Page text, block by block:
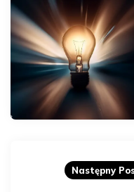
navigation
Następny